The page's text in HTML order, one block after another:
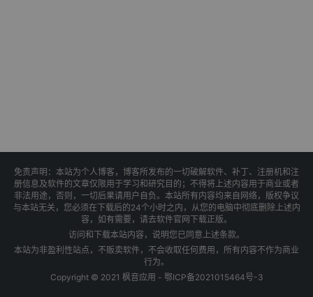
免责声明：本站为个人博客，博客所发布的一切破解软件、补丁、注册机和注
册信息及软件的文章仅限用于学习和研究目的；不得将上述内容用于商业或者
非法用途，否则，一切后果请用户自负。本站所有内容均来自网络，版权争议
与本站无关，您必须在下载后的24个小时之内，从您的电脑中彻底删除上述内
容，如有需要，请去软件官网下载正版。
访问和下载本站内容，说明您已同意上述条款。
本站为非盈利性站点，不贩卖软件，不会收取任何费用，所有内容不作为商业
行为。
Copyright © 2021 枫音应用 - 鄂ICP备2021015464号-3